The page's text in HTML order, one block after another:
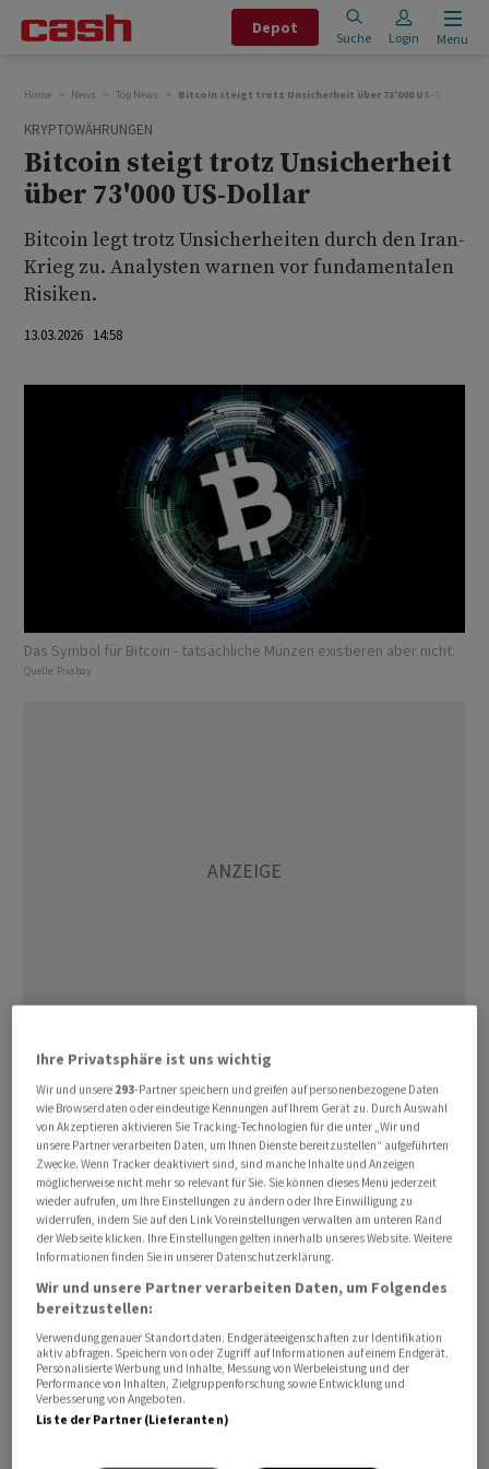
Depot
Suche Login Menu
Home News Top News Bitcoin steigt trotz Unsicherheit über 73'000 US-Dollar
KRYPTOWÄHRUNGEN
Bitcoin steigt trotz Unsicherheit
über 73'000 US-Dollar
Bitcoin legt trotz Unsicherheiten durch den Iran-
Krieg zu. Analysten warnen vor fundamentalen
Risiken.
13.03.2026 14:58
Das Symbol für Bitcoin - tatsächliche Münzen existieren aber nicht.
Quelle: Pixabay
DerBitcoinist am Freitag trotz hoher Unsicherheit über
73'000 US-Dollar gestiegen. Auf der Handelsplattform
Bitstamp kostete die älteste und bekannteste
Kryptowährung 73'441 US-Dollar. Am Morgen hatte der
Preis noch unter 70'000 Dollar gelegen.
Klare Gründe für die Kursgewinne gab es nicht.
Schliesslich zeichnet sich weiterhin kein Ende des Iran-
Kriegs ab. «Inmitten der geopolitischen Unsicherheiten
zeigt derBitcoin
Krisenresilienz», kommentierte Analyst Timo Emden
von Emden Research.
«Das Interesse an Bitcoin signalisiert, dass Anleger die
Ihre Privatsphäre ist uns wichtig
Wir und unsere 293-Partner speichern und greifen auf personenbezogene Daten
wie Browserdaten oder eindeutige Kennungen auf Ihrem Gerät zu. Durch Auswahl
von Akzeptieren aktivieren Sie Tracking-Technologien für die unter „Wir und
unsere Partner verarbeiten Daten, um Ihnen Dienste bereitzustellen“ aufgeführten
Zwecke. Wenn Tracker deaktiviert sind, sind manche Inhalte und Anzeigen
möglicherweise nicht mehr so relevant für Sie. Sie können dieses Menü jederzeit
wieder aufrufen, um Ihre Einstellungen zu ändern oder Ihre Einwilligung zu
widerrufen, indem Sie auf den Link Voreinstellungen verwalten am unteren Rand
der Webseite klicken. Ihre Einstellungen gelten innerhalb unseres Website. Weitere
Informationen finden Sie in unserer Datenschutzerklärung.
Wir und unsere Partner verarbeiten Daten, um Folgendes
bereitzustellen:
Verwendung genauer Standortdaten. Endgeräteeigenschaften zur Identifikation
aktiv abfragen. Speichern von oder Zugriff auf Informationen auf einem Endgerät.
Personalisierte Werbung und Inhalte, Messung von Werbeleistung und der
Performance von Inhalten, Zielgruppenforschung sowie Entwicklung und
Verbesserung von Angeboten.
Liste der Partner (Lieferanten)